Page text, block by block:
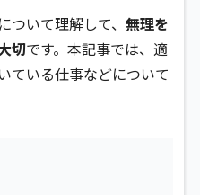
いて理解して、 無理を
切です。本記事では、適
ている仕事などについて